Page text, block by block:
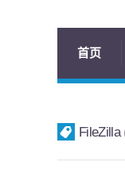
首页
FileZilla